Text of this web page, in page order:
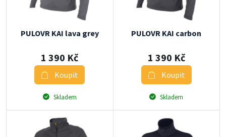
PULOVR KAI lava grey
1 390 Kč
Koupit
Skladem
PULOVR KAI carbon
1 390 Kč
Koupit
Skladem